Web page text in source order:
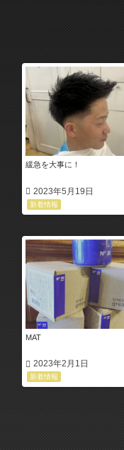
緩急を大事に！
2023年5月19日
新着情報
MAT
2023年2月1日
新着情報